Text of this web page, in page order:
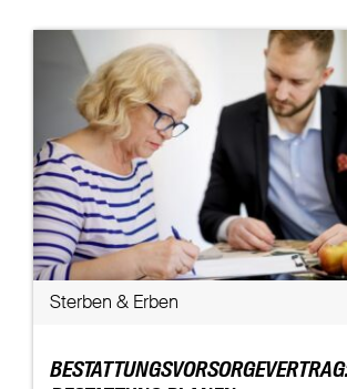
Sterben & Erben